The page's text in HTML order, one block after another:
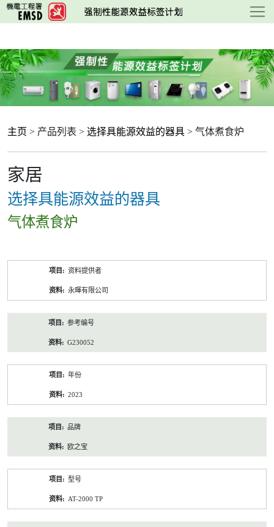
跳
至
要
内
容
主页 > 产品列表 > 选择具能源效益的器具 > 气体煮食炉
家居
选择具能源效益的器具
气体煮食炉
资料提供者
永暉有限公司
参考编号
G230052
年份
2023
品牌
欧之宝
型号
AT-2000 TP